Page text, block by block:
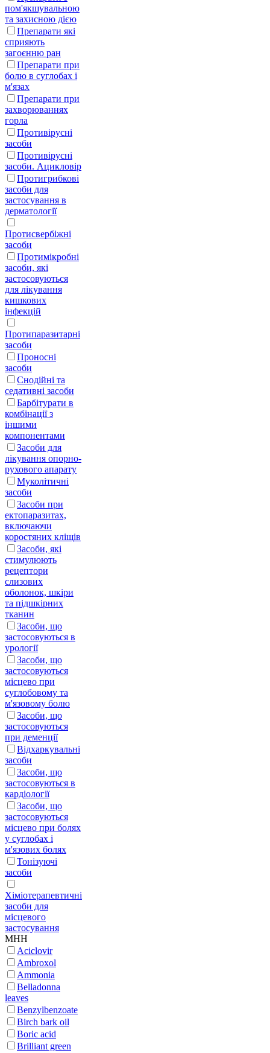
пом'якшувальною
та захисною дією
Препарати які
сприяють
загоєнню ран
Препарати при
болю в суглобах і
м'язах
Препарати при
захворюваннях
горла
Противірусні
засоби
Противірусні
засоби. Ацикловір
Протигрибкові
засоби для
застосування в
дерматології
Протисвербіжні
засоби
Протимікробні
засоби, які
застосовуються
для лікування
кишкових
інфекцій
Протипаразитарні
засоби
Проносні
засоби
Снодійні та
седативні засоби
Барбітурати в
комбінації з
іншими
компонентами
Засоби для
лікування опорно-
рухового апарату
Муколітичні
засоби
Засоби при
ектопаразитах,
включаючи
коростяних кліщів
Засоби, які
стимулюють
рецептори
слизових
оболонок, шкіри
та підшкірних
тканин
Засоби, що
застосовуються в
урології
Засоби, що
застосовуються
місцево при
суглобовому та
м'язовому болю
Засоби, що
застосовуються
при деменції
Відхаркувальні
засоби
Засоби, що
застосовуються в
кардіології
Засоби, що
застосовуються
місцево при болях
у суглобах і
м'язових болях
Тонізуючі
засоби
Хіміотерапевтичні
засоби для
місцевого
застосування
МНН
Aciclovir
Ambroxol
Ammonia
Belladonna
leaves
Benzylbenzoate
Birch bark oil
Boric acid
Brilliant green